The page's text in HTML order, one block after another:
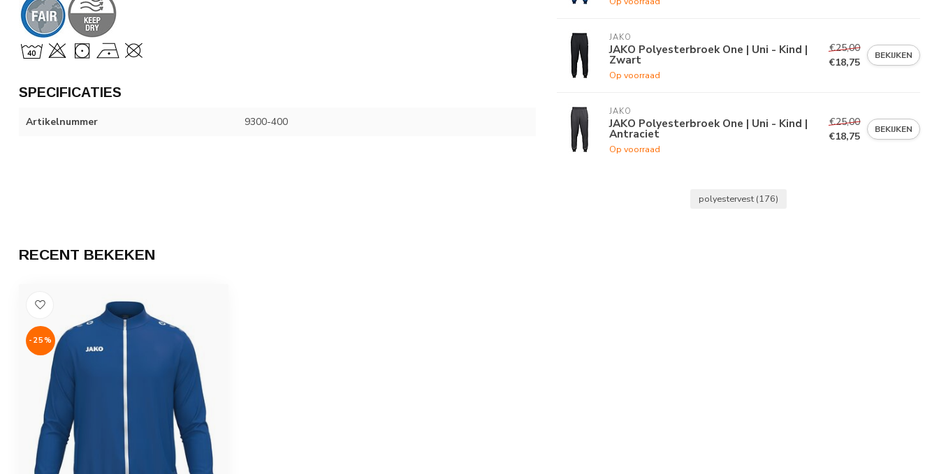
SPECIFICATIES
Artikelnummer 9300-400
JAKO
JAKO Polyesterbroek One | Uni - Kind |
Zwart
Op voorraad
€25,00
€18,75
BEKIJKEN
JAKO
JAKO Polyesterbroek One | Uni - Kind |
Antraciet
Op voorraad
€25,00
€18,75
BEKIJKEN
polyestervest (176)
RECENT BEKEKEN
-25%